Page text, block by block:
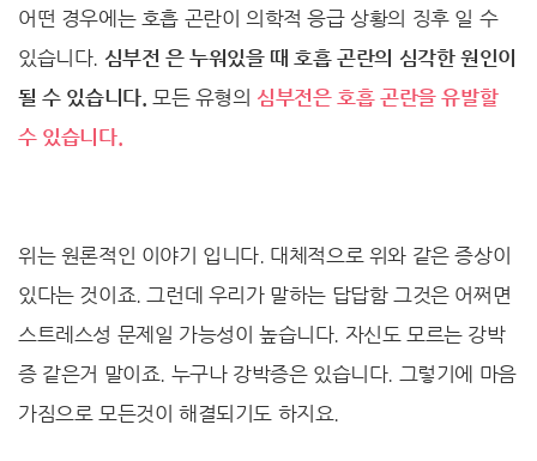
어떤 경우에는 호흡 곤란이 의학적 응급 상황의 징후 일 수
있습니다. 심부전 은 누워있을 때 호흡 곤란의 심각한 원인이
될 수 있습니다. 모든 유형의 심부전은 호흡 곤란을 유발할
수 있습니다.
위는 원론적인 이야기 입니다. 대체적으로 위와 같은 증상이
있다는 것이죠. 그런데 우리가 말하는 답답함 그것은 어쩌면
스트레스성 문제일 가능성이 높습니다. 자신도 모르는 강박
증 같은거 말이죠. 누구나 강박증은 있습니다. 그렇기에 마음
가짐으로 모든것이 해결되기도 하지요.